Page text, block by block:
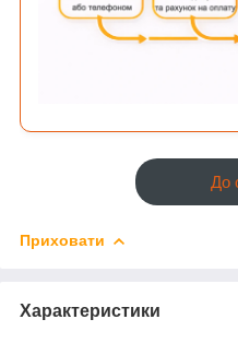
До
Приховати
Характеристики